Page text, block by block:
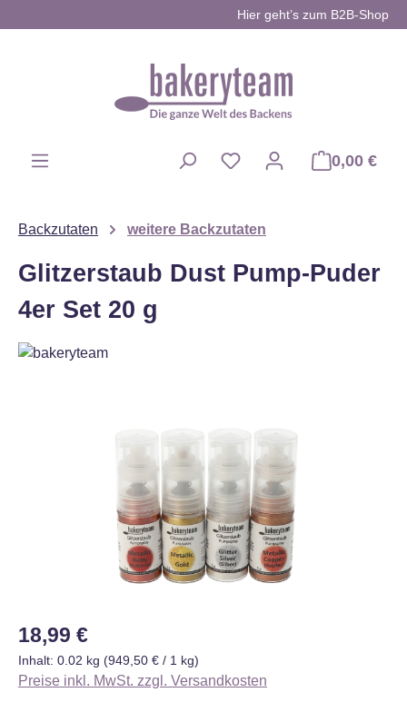
Hier geht’s zum B2B-Shop
0,00 €
Backzutaten weitere Backzutaten
Glitzerstaub Dust Pump-Puder
4er Set 20 g
Regulärer Preis:
18,99 €
Inhalt: 0.02 kg (949,50 € / 1 kg)
Preise inkl. MwSt. zzgl. Versandkosten